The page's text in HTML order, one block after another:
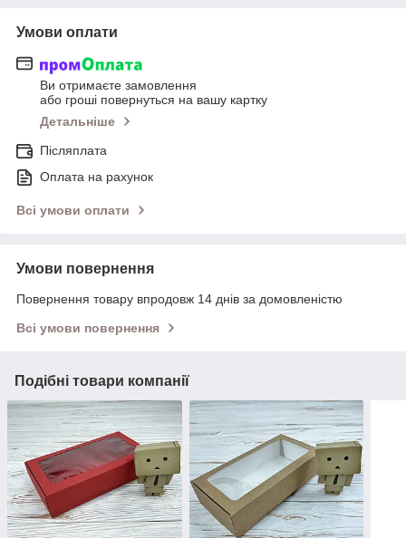
Умови оплати
Ви отримаєте замовлення
або гроші повернуться на вашу картку
Детальніше
Післяплата
Оплата на рахунок
Всі умови оплати
Умови повернення
Повернення товару впродовж 14 днів за домовленістю
Всі умови повернення
Подібні товари компанії